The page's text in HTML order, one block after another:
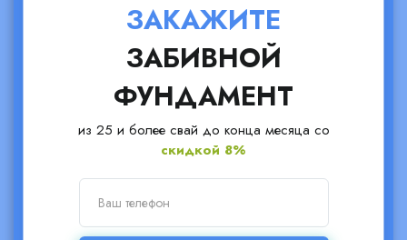
ЗАКАЖИТЕ
ЗАБИВНОЙ
ФУНДАМЕНТ
из 25 и более свай до конца месяца со
скидкой 8%